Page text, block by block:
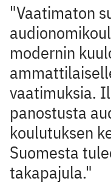
"Vaatimaton
modernin
vaatimuksia.
panostusta
koulutuksen
Suomesta
takapajula."